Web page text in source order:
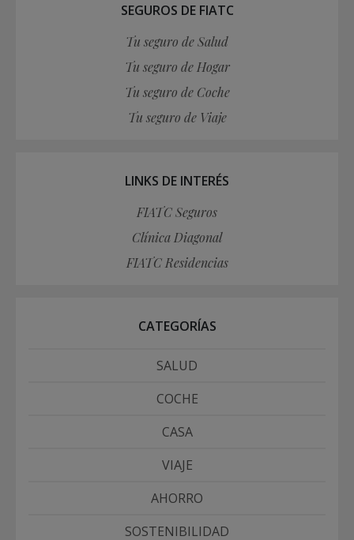
SEGUROS DE FIATC
Tu seguro de Salud
Tu seguro de Hogar
Tu seguro de Coche
Tu seguro de Viaje
LINKS DE INTERÉS
FIATC Seguros
Clínica Diagonal
FIATC Residencias
CATEGORÍAS
SALUD
COCHE
CASA
VIAJE
AHORRO
SOSTENIBILIDAD